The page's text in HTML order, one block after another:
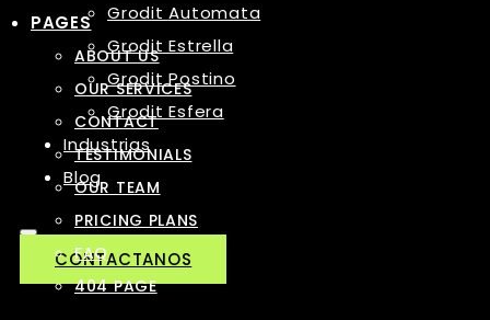
Grodit Automata
Grodit Estrella
Grodit Postino
Grodit Esfera
Industrias
Blog
CONTACTANOS
PAGES
ABOUT US
OUR SERVICES
CONTACT
TESTIMONIALS
OUR TEAM
PRICING PLANS
FAQ
404 PAGE